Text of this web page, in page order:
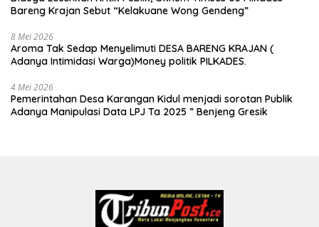
Bareng Krajan Sebut “Kelakuane Wong Gendeng”
8 Mei 2026
Aroma Tak Sedap Menyelimuti DESA BARENG KRAJAN (
Adanya Intimidasi Warga)Money politik PILKADES.
4 Mei 2026
Pemerintahan Desa Karangan Kidul menjadi sorotan Publik
Adanya Manipulasi Data LPJ Ta 2025 ” Benjeng Gresik